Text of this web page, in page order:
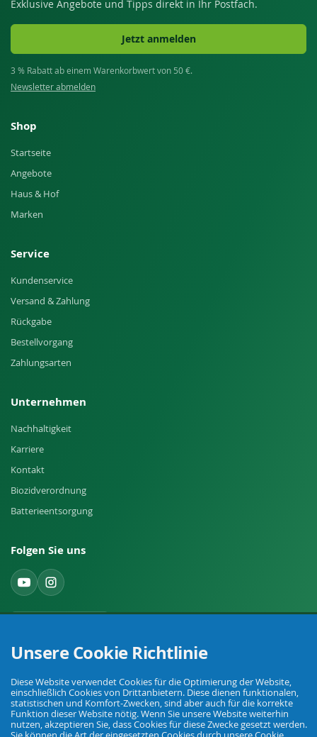
Exklusive Angebote und Tipps direkt in Ihr Postfach.
Jetzt anmelden
3 % Rabatt ab einem Warenkorbwert von 50 €.
Newsletter abmelden
Shop
Startseite
Angebote
Haus & Hof
Marken
Service
Kundenservice
Versand & Zahlung
Rückgabe
Bestellvorgang
Zahlungsarten
Unternehmen
Nachhaltigkeit
Karriere
Kontakt
Biozidverordnung
Batterieentsorgung
Folgen Sie uns
Ihr Fachhandel für Landwirtschaft, Viehhaltung, Haus, Hof und Garten.
Unsere Cookie Richtlinie
Diese Website verwendet Cookies für die Optimierung der Website,
einschließlich Cookies von Drittanbietern. Diese dienen funktionalen,
statistischen und Komfort-Zwecken, sind aber auch für die korrekte
Funktion dieser Website nötig. Wenn Sie unsere Website weiterhin
nutzen, akzeptieren Sie, dass Cookies für diese Zwecke gesetzt werden.